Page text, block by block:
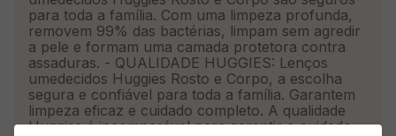
para toda a família. Com uma limpeza profunda,
removem 99% das bactérias, limpam sem agredir
a pele e formam uma camada protetora contra
assaduras. - QUALIDADE HUGGIES: Lenços
umedecidos Huggies Rosto e Corpo, a escolha
segura e confiável para toda a família. Garantem
limpeza eficaz e cuidado completo. A qualidade
Huggies é incomparável para garantir o cuidado